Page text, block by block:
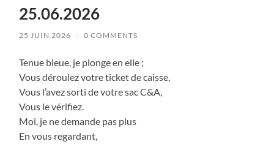
25.06.2026
25 JUIN 2026 / 0 COMMENTS
Tenue bleue, je plonge en elle ;
Vous déroulez votre ticket de caisse,
Vous l’avez sorti de votre sac C&A,
Vous le vérifiez.
Moi, je ne demande pas plus
En vous regardant,